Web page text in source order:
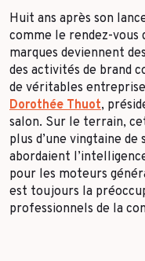
Huit ans après son
comme le rendez-vous
marques deviennent
des activités de brand
de véritables
Dorothée Thuot,
salon. Sur le terrain,
plus d’une vingtaine de
abordaient
pour les moteurs
est toujours la
professionnels de la